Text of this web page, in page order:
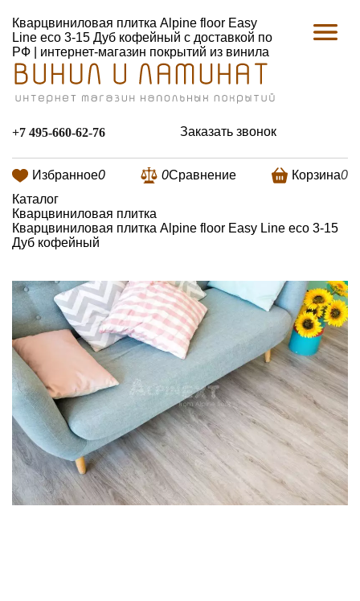
Кварцвиниловая плитка Alpine floor Easy
Line eco 3-15 Дуб кофейный с доставкой по
РФ | интернет-магазин покрытий из винила
+7 495-660-62-76 Заказать звонок
Избранное0 0Сравнение Корзина0
Каталог
Кварцвиниловая плитка
Кварцвиниловая плитка Alpine floor Easy Line eco 3-15
Дуб кофейный